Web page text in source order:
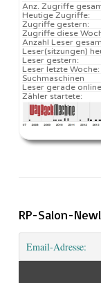
Anz. Zugriffe
Heutige Zugriffe:
Zugriffe gestern:
Zugriffe diese
Anzahl Leser
Leser(sitzungen)
Leser gestern:
Leser letzte Woche:
Suchmaschinen
Leser gerade
Zähler startete:
RP-Salon-